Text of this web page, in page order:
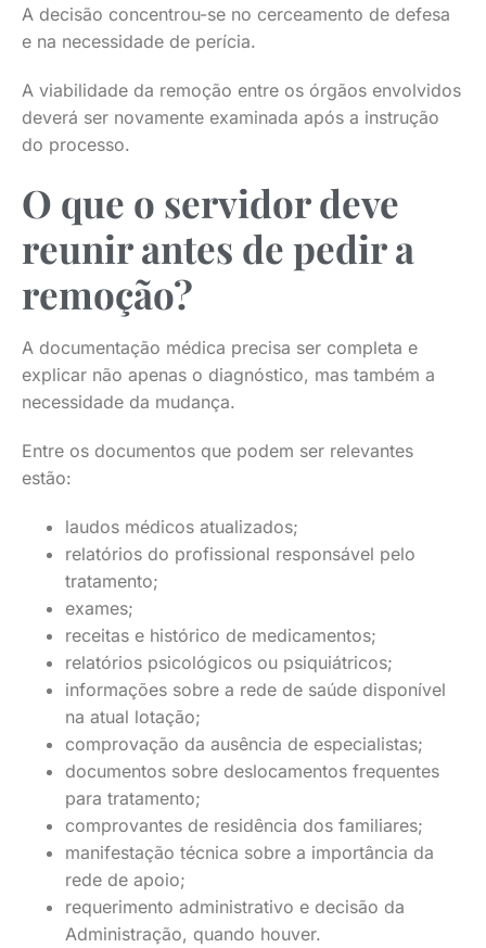
A decisão concentrou-se no cerceamento de defesa
e na necessidade de perícia.
A viabilidade da remoção entre os órgãos envolvidos
deverá ser novamente examinada após a instrução
do processo.
O que o servidor deve
reunir antes de pedir a
remoção?
A documentação médica precisa ser completa e
explicar não apenas o diagnóstico, mas também a
necessidade da mudança.
Entre os documentos que podem ser relevantes
estão:
laudos médicos atualizados;
relatórios do profissional responsável pelo
tratamento;
exames;
receitas e histórico de medicamentos;
relatórios psicológicos ou psiquiátricos;
informações sobre a rede de saúde disponível
na atual lotação;
comprovação da ausência de especialistas;
documentos sobre deslocamentos frequentes
para tratamento;
comprovantes de residência dos familiares;
manifestação técnica sobre a importância da
rede de apoio;
requerimento administrativo e decisão da
Administração, quando houver.